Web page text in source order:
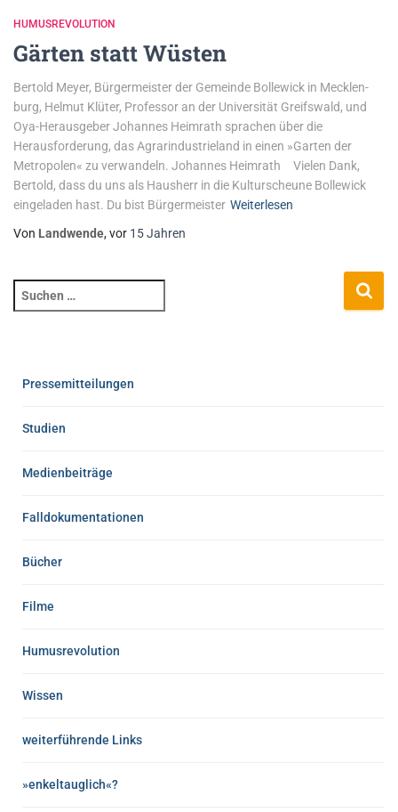
HUMUSREVOLUTION
Gärten statt Wüsten
Bertold Meyer, Bürgermeister der Gemeinde Bollewick in Mecklen­
burg, Helmut Klüter, Professor an der Universität ­Greifswald, und
Oya-Herausgeber Johannes Heimrath spra­chen über die
Herausforderung, das Agrarindustrieland in einen ­»Garten der
Metropolen« zu verwandeln. Johannes Heimrath Vielen Dank,
Bertold, dass du uns als Hausherr in die Kulturscheune Bollewick
eingeladen hast. Du bist Bürgermeister Weiterlesen
Von Landwende, vor 15 Jahren
Pressemitteilungen
Studien
Medienbeiträge
Falldokumentationen
Bücher
Filme
Humusrevolution
Wissen
weiterführende Links
»enkeltauglich«?